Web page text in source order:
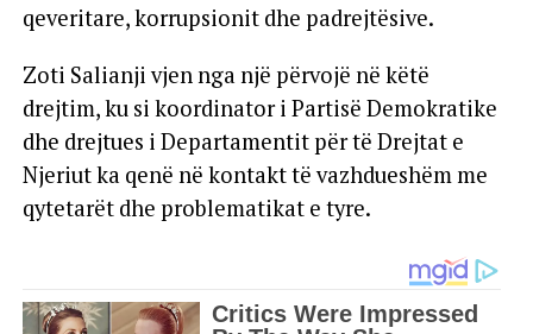
qeveritare, korrupsionit dhe padrejtësive.
Zoti Salianji vjen nga një​ përvojë në këtë
drejtim, ku si koordinator i Partisë Demokratike
dhe drejtues i Departamentit për të Drejtat e
Njeriut ka qenë në kontakt të vazhdueshëm me
qytetarët dhe problematikat e tyre.